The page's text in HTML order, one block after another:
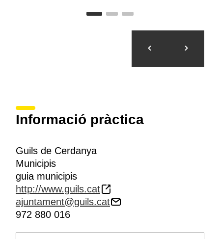
Informació pràctica
Guils de Cerdanya
Municipis
guia municipis
http://www.guils.cat
ajuntament@guils.cat
972 880 016